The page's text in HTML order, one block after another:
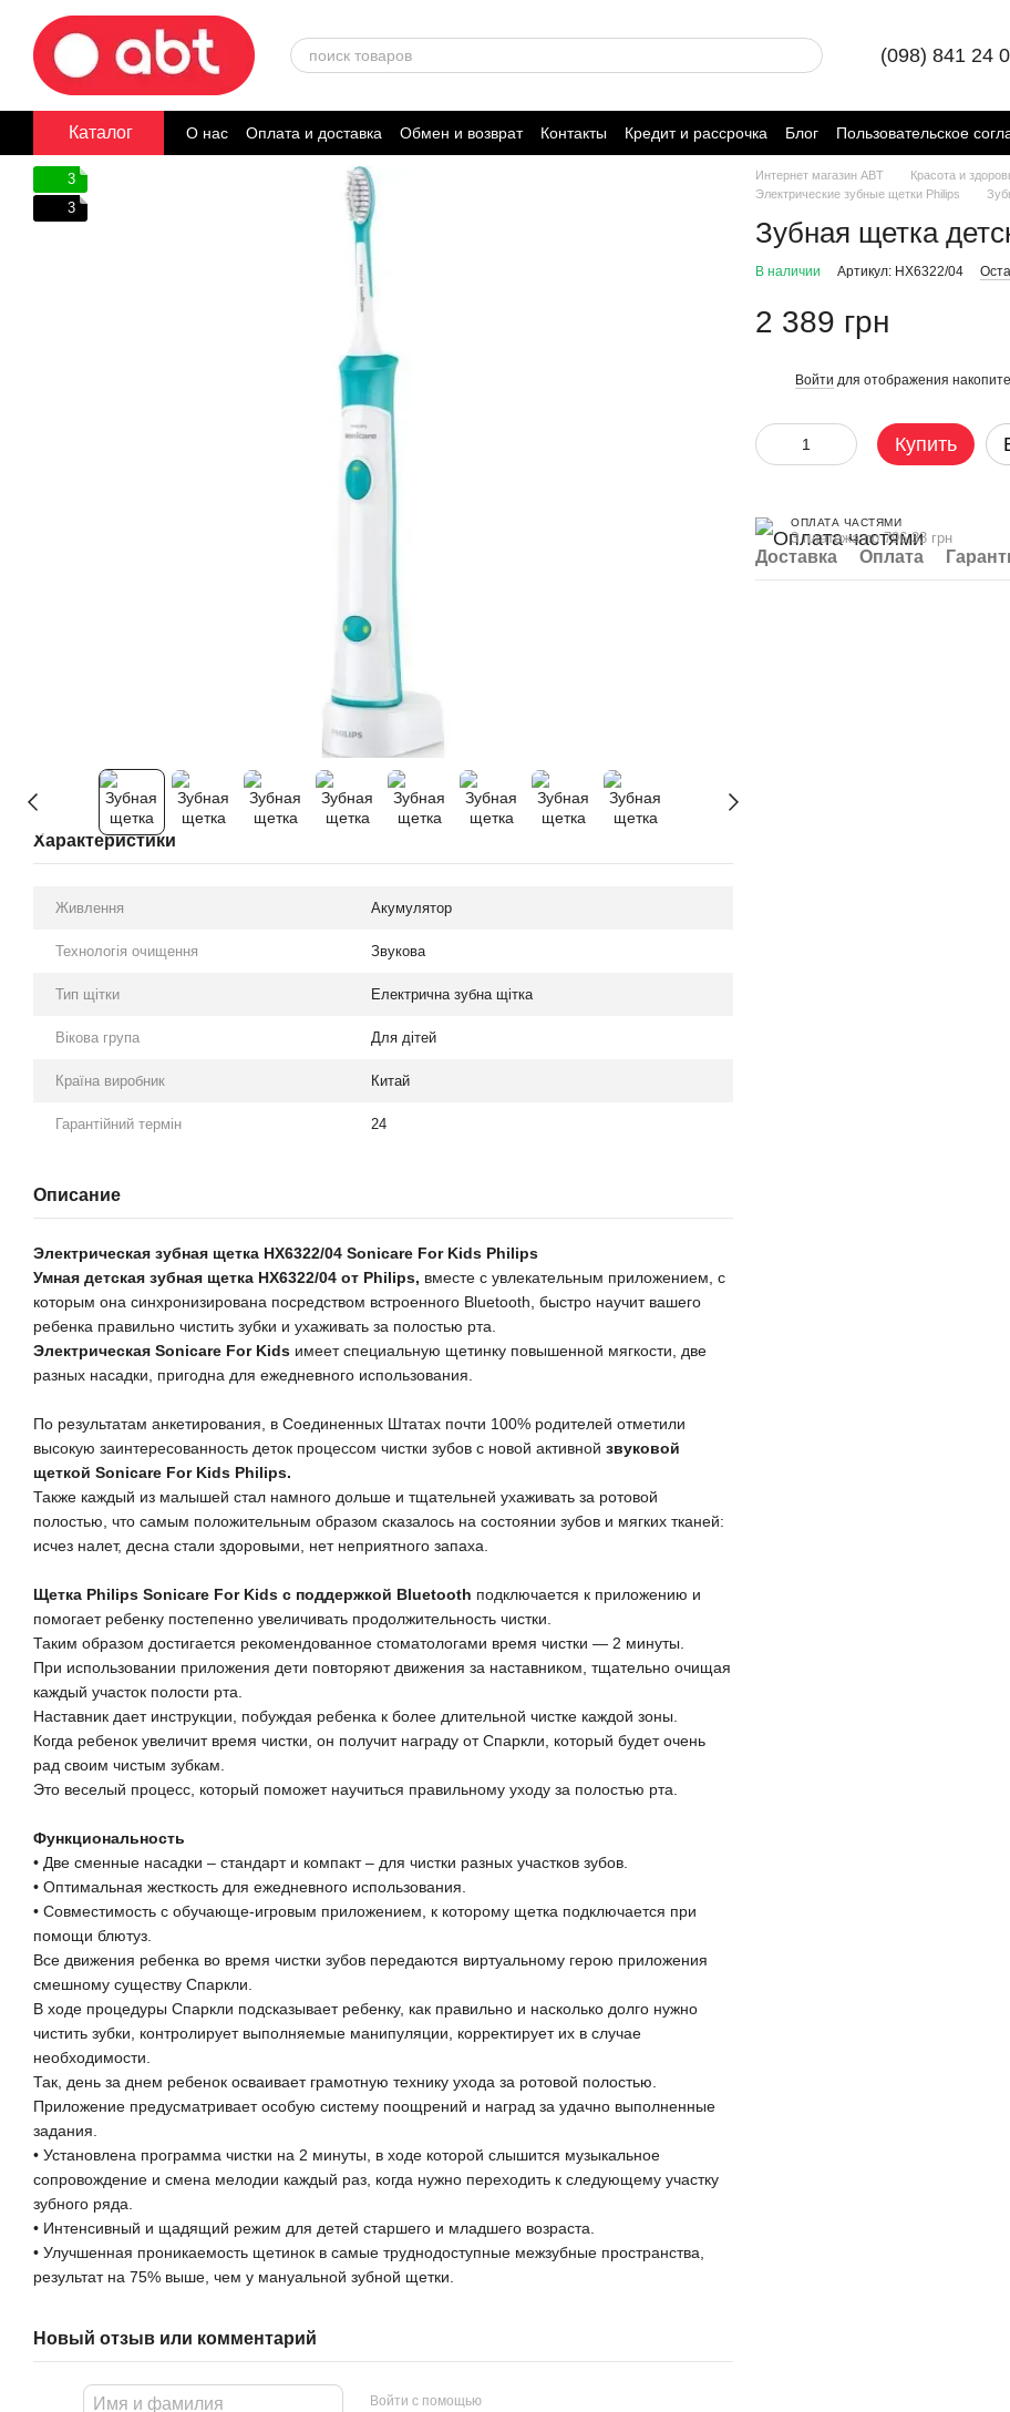
Перейти к основному контенту
(098) 841 24
Каталог О нас Оплата и доставка Обмен и возврат Контакты Кредит и рассрочка Блог
Пользовательское
Договор публичной оферты
3
3
Характеристики
Живлення Акумулятор
Технологія очищення Звукова
Тип щітки Електрична зубна щітка
Вікова група Для дітей
Країна виробник Китай
Гарантійний термін 24
Описание
Электрическая зубная щетка HX6322/04 Sonicare For Kids Philips
Умная детская зубная щетка HX6322/04 от Philips, вместе с увлекательным приложением, с
которым она синхронизирована посредством встроенного Bluetooth, быстро научит вашего
ребенка правильно чистить зубки и ухаживать за полостью рта.
Электрическая Sonicare For Kids имеет специальную щетинку повышенной мягкости, две
разных насадки, пригодна для ежедневного использования.
По результатам анкетирования, в Соединенных Штатах почти 100% родителей отметили
высокую заинтересованность деток процессом чистки зубов с новой активной звуковой
щеткой Sonicare For Kids Philips.
Также каждый из малышей стал намного дольше и тщательней ухаживать за ротовой
полостью, что самым положительным образом сказалось на состоянии зубов и мягких тканей:
исчез налет, десна стали здоровыми, нет неприятного запаха.
Щетка Philips Sonicare For Kids с поддержкой Bluetooth подключается к приложению и
помогает ребенку постепенно увеличивать продолжительность чистки.
Таким образом достигается рекомендованное стоматологами время чистки — 2 минуты.
При использовании приложения дети повторяют движения за наставником, тщательно очищая
каждый участок полости рта.
Наставник дает инструкции, побуждая ребенка к более длительной чистке каждой зоны.
Когда ребенок увеличит время чистки, он получит награду от Спаркли, который будет очень
рад своим чистым зубкам.
Это веселый процесс, который поможет научиться правильному уходу за полостью рта.
Функциональность
• Две сменные насадки – стандарт и компакт – для чистки разных участков зубов.
• Оптимальная жесткость для ежедневного использования.
• Совместимость с обучающе-игровым приложением, к которому щетка подключается при
помощи блютуз.
Все движения ребенка во время чистки зубов передаются виртуальному герою приложения
смешному существу Спаркли.
В ходе процедуры Спаркли подсказывает ребенку, как правильно и насколько долго нужно
чистить зубки, контролирует выполняемые манипуляции, корректирует их в случае
необходимости.
Так, день за днем ребенок осваивает грамотную технику ухода за ротовой полостью.
Приложение предусматривает особую систему поощрений и наград за удачно выполненные
задания.
• Установлена программа чистки на 2 минуты, в ходе которой слышится музыкальное
сопровождение и смена мелодии каждый раз, когда нужно переходить к следующему участку
зубного ряда.
• Интенсивный и щадящий режим для детей старшего и младшего возраста.
• Улучшенная проникаемость щетинок в самые труднодоступные межзубные пространства,
результат на 75% выше, чем у мануальной зубной щетки.
Новый отзыв или комментарий
Войти с помощью
Интернет магазин ABT Красота и
Электрические зубные щетки Philips
Зубная щетка
В наличии Артикул: HX6322/04
2 389 грн
Войти для отображения
Купить
ОПЛАТА ЧАСТЯМИ
3 платежа по 796.33 грн
Доставка Оплата